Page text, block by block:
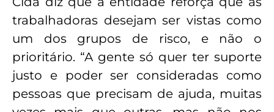
trabalhadoras desejam ser vistas como
um dos grupos de risco, e não o
prioritário. “A gente só quer ter suporte
justo e poder ser consideradas como
pessoas que precisam de ajuda, muitas